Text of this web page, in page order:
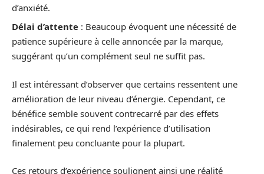
d’anxiété.
Délai d’attente : Beaucoup évoquent une nécessité de
patience supérieure à celle annoncée par la marque,
suggérant qu’un complément seul ne suffit pas.
Il est intéressant d’observer que certains ressentent une
amélioration de leur niveau d’énergie. Cependant, ce
bénéfice semble souvent contrecarré par des effets
indésirables, ce qui rend l’expérience d’utilisation
finalement peu concluante pour la plupart.
Ces retours d’expérience soulignent ainsi une réalité